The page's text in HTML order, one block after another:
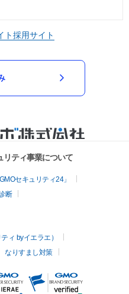
ト採用サイト
リティ事業について
セキュリティ24」
断
ィ byイエラエ）
なりすまし対策